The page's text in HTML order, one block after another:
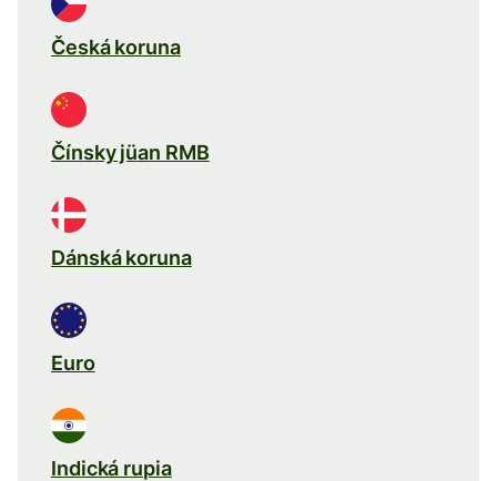
Česká koruna
Čínsky jüan RMB
Dánská koruna
Euro
Indická rupia